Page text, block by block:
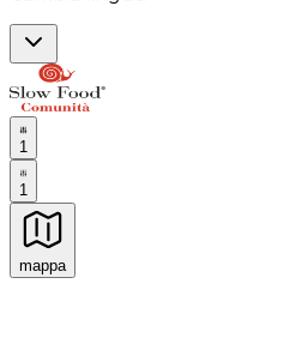
1
1
mappa
Esperienze culinarie